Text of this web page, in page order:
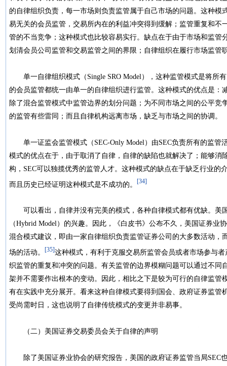
的自律组织负责，每一市场则负责监管属于自己市场的问题。这种模
易无关的会员监管，交易所内在的利益冲突得到缓解；监管重复和不
管的不当竞争；这种模式也比较容易实行。缺点在于由于市场和监管
划清会员公司监管和交易监管之间的界限；自律组织在履行市场监
单一自律组织模式（Single SRO Model），这种监管模式是将所
的会员监管都统一由单一的自律组织进行监管。这种模式的优点是：
除了混合监管模式中监管边界的划分问题；为不同市场之间的公平竞
的监管有些雷同；而且自律机构远离市场，缺乏与市场之间的协调
单一证监会监管模式（SEC-Only Model）由SEC负责所有的监管
模式的优点在于，由于取消了自律，自律的缺陷也就解决了；能够消
构，SEC可以独揽优秀的监管人才。这种模式的缺点在于缺乏行业的
而且历史已经证明这种模式是不成功的。 [34]
可以看出，自律并没有完美的模式，各种自律模式都有优缺。美
（Hybrid Model）的兴趣。因此，《白皮书》公布不久，美国证券业
混合模式建议，即由一家自律组织负责监管证券公司的大多数活动，
场的活动。 [35] 这种模式，有利于克服交易所监管会员或者市场参与
织监管的重复和冲突的问题。有关监管的边界模糊问题可以通过不同
架并不需要作出根本的变动。因此，相比之下是较为可行的自律监管
有在实践中充分展开。看来这种自律模式要得到国会、政府证券监管
受尚需时日，这也说明了自律传统模式的变更并非易事。
（二）美国证券交易委员会关于自律的声明
除了美国证券业协会的研究报告，美国的政府证券监管当局SEC